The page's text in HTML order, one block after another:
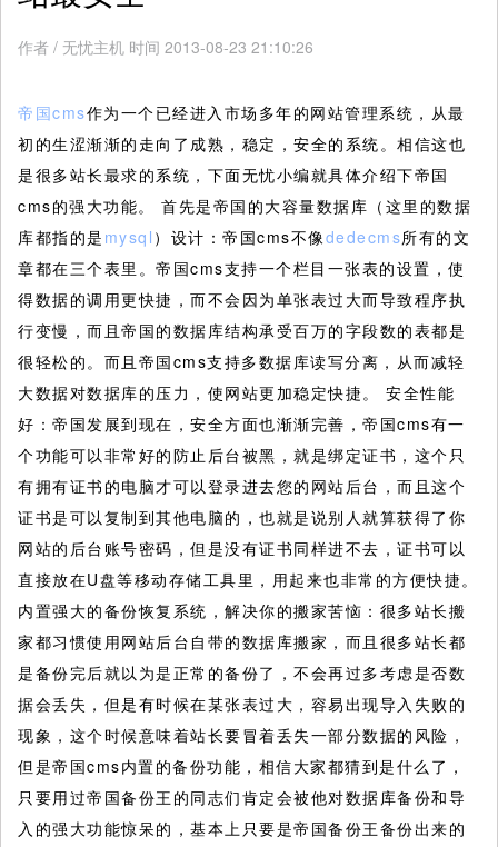
作者 / 无忧主机 时间 2013-08-23 21:10:26
帝国cms作为一个已经进入市场多年的网站管理系统，从最
初的生涩渐渐的走向了成熟，稳定，安全的系统。相信这也
是很多站长最求的系统，下面无忧小编就具体介绍下帝国
cms的强大功能。
首先是帝国的大容量数据库（这里的数据
库都指的是 mysql ）设计：帝国cms不像dedecms所有的文
章都在三个表里。帝国cms支持一个栏目一张表的设置，使
得数据的调用更快捷，而不会因为单张表过大而导致程序执
行变慢，而且帝国的数据库结构承受百万的字段数的表都是
很轻松的。而且帝国cms支持多数据库读写分离，从而减轻
大数据对数据库的压力，使网站更加稳定快捷。 安全性能
好：帝国发展到现在，安全方面也渐渐完善，帝国cms有一
个功能可以非常好的防止后台被黑，就是绑定证书，这个只
有拥有证书的电脑才可以登录进去您的网站后台，而且这个
证书是可以复制到其他电脑的，也就是说别人就算获得了你
网站的后台账号密码，但是没有证书同样进不去，证书可以
直接放在U盘等移动存储工具里，用起来也非常的方便快捷。
内置强大的备份恢复系统，解决你的搬家苦恼：很多站长搬
家都习惯使用网站后台自带的数据库搬家，而且很多站长都
是备份完后就以为是正常的备份了，不会再过多考虑是否数
据会丢失，但是有时候在某张表过大，容易出现导入失败的
现象，这个时候意味着站长要冒着丢失一部分数据的风险，
但是帝国cms内置的备份功能，相信大家都猜到是什么了，
只要用过帝国备份王的同志们肯定会被他对数据库备份和导
入的强大功能惊呆的，基本上只要是帝国备份王备份出来的